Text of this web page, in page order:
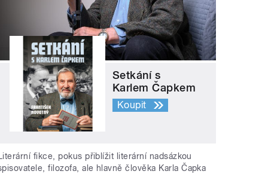
Setkání s
Karlem Čapkem
Koupit
fikce, pokus přiblížit literární nadsázkou
filozofa, ale hlavně člověka Karla Čapka